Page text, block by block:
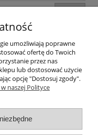
umożliwiają poprawne
ofertę do Twoich
przez nas
lub dostosować użycie
opcję "Dostosuj zgody".
naszej Polityce